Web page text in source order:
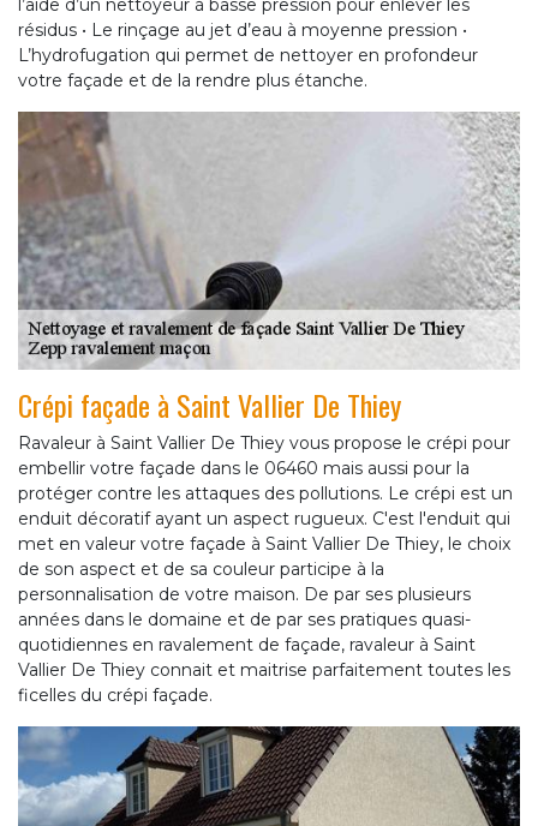
l’aide d’un nettoyeur à basse pression pour enlever les
résidus • Le rinçage au jet d’eau à moyenne pression •
L’hydrofugation qui permet de nettoyer en profondeur
votre façade et de la rendre plus étanche.
Crépi façade à Saint Vallier De Thiey
Ravaleur à Saint Vallier De Thiey vous propose le crépi pour
embellir votre façade dans le 06460 mais aussi pour la
protéger contre les attaques des pollutions. Le crépi est un
enduit décoratif ayant un aspect rugueux. C'est l'enduit qui
met en valeur votre façade à Saint Vallier De Thiey, le choix
de son aspect et de sa couleur participe à la
personnalisation de votre maison. De par ses plusieurs
années dans le domaine et de par ses pratiques quasi-
quotidiennes en ravalement de façade, ravaleur à Saint
Vallier De Thiey connait et maitrise parfaitement toutes les
ficelles du crépi façade.